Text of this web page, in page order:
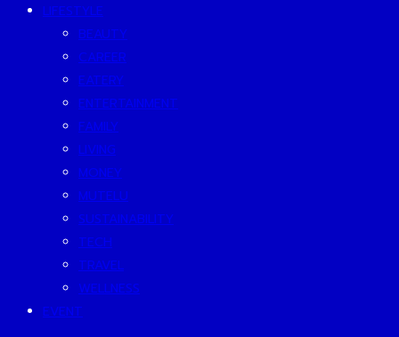
LIFESTYLE
BEAUTY
CAREER
EATERY
ENTERTAINMENT
FAMILY
LIVING
MONEY
MUTELU
SUSTAINABILITY
TECH
TRAVEL
WELLNESS
EVENT